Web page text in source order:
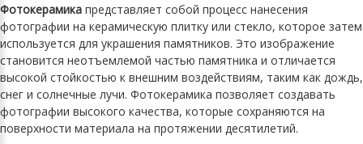
Фотокерамика представляет собой процесс нанесения
фотографии на керамическую плитку или стекло, которое затем
используется для украшения памятников. Это изображение
становится неотъемлемой частью памятника и отличается
высокой стойкостью к внешним воздействиям, таким как дождь,
снег и солнечные лучи. Фотокерамика позволяет создавать
фотографии высокого качества, которые сохраняются на
поверхности материала на протяжении десятилетий.